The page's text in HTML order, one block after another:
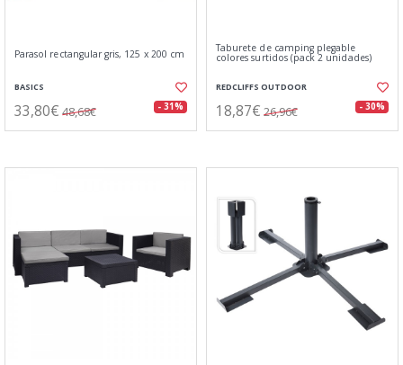
Parasol rectangular gris, 125 x 200 cm
BASICS
33,80€ 48,68€ - 31%
Taburete de camping plegable
colores surtidos (pack 2 unidades)
REDCLIFFS OUTDOOR
18,87€ 26,96€ - 30%